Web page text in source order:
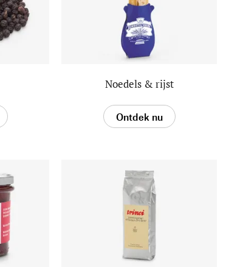
Noedels & rijst
Ontdek nu